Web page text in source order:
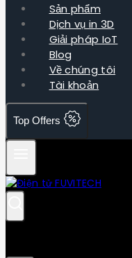
Sản phẩm
Dịch vụ in 3D
Giải pháp IoT
Blog
Về chúng tôi
Tài khoản
Top Offers